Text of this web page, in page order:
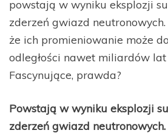
powstają w wyniku eksplozji
zderzeń gwiazd
że ich promieniowanie może
odległości nawet miliardów
Fascynujące, prawda?
Powstają w wyniku eksplozji
zderzeń gwiazd neutronowych.